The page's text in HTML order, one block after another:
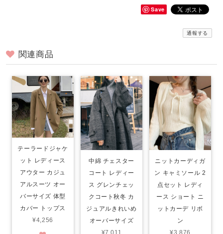
Save
通報する
関連商品
テーラードジャケ
ット レディース
アウター カジュ
アルスーツ オー
バーサイズ 体型
カバー トップス
¥4,256
中綿 チェスター
コート レディー
ス グレンチェッ
クコート秋冬 カ
ジュアルきれいめ
オーバーサイズ
ニットカーディガ
ン キャミソール 2
点セット レディ
ース ショート ニ
ットカーデ リボ
ン